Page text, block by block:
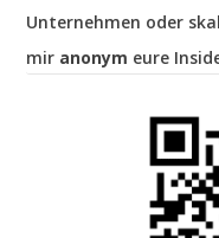
Unternehmen oder
mir anonym eure